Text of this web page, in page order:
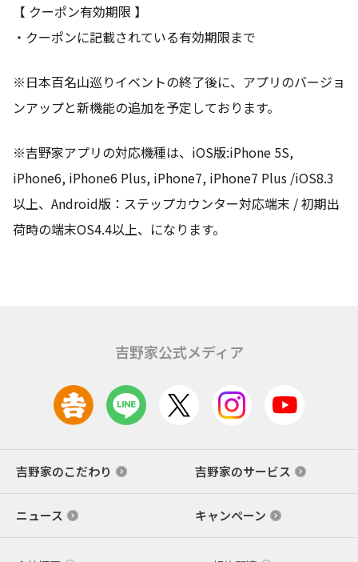
【 クーポン有効期限 】
・クーポンに記載されている有効期限まで
※日本百名山巡りイベントの終了後に、アプリのバージョ
ンアップと新機能の追加を予定しております。
※吉野家アプリの対応機種は、iOS版:iPhone 5S,
iPhone6, iPhone6 Plus, iPhone7, iPhone7 Plus /iOS8.3
以上、Android版：ステップカウンター対応端末 / 初期出
荷時の端末OS4.4以上、になります。
吉野家公式メディア
吉野家のこだわり 吉野家のサービス
ニュース キャンペーン